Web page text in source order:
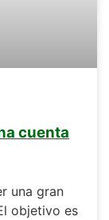
cuenta
una gran
objetivo es